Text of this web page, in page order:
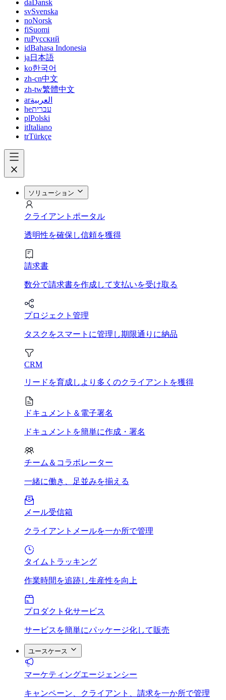
da Dansk
svSvenska
noNorsk
fiSuomi
ruРусский
idBahasa Indonesia
ja 日本語
ko한국어
zh-cn中文
zh-tw繁體中文
arالعربية
heעברית
plPolski
itItaliano
trTürkçe
ソリューション
クライアントポータル
透明性を確保し信頼を獲得
請求書
数分で請求書を作成して支払いを受け取る
プロジェクト管理
タスクをスマートに管理し期限通りに納品
CRM
リードを育成しより多くのクライアントを獲得
ドキュメント＆電子署名
ドキュメントを簡単に作成・署名
チーム＆コラボレーター
一緒に働き、足並みを揃える
メール受信箱
クライアントメールを一か所で管理
タイムトラッキング
作業時間を追跡し生産性を向上
プロダクト化サービス
サービスを簡単にパッケージ化して販売
ユースケース
マーケティングエージェンシー
キャンペーン、クライアント、請求を一か所で管理